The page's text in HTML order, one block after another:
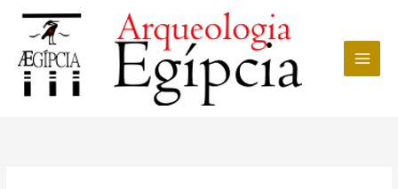
conteúdo